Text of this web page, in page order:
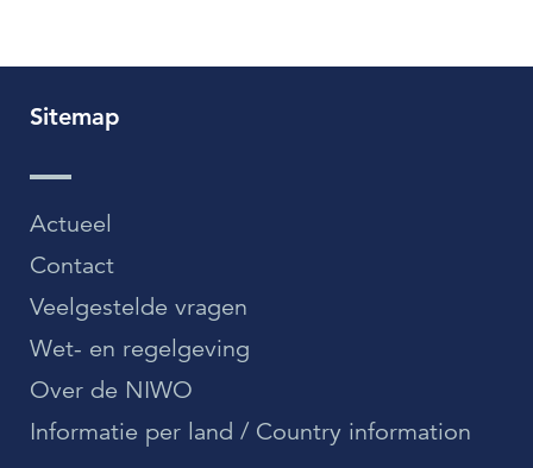
Sitemap
Actueel
Contact
Veelgestelde vragen
Wet- en regelgeving
Over de NIWO
Informatie per land / Country information